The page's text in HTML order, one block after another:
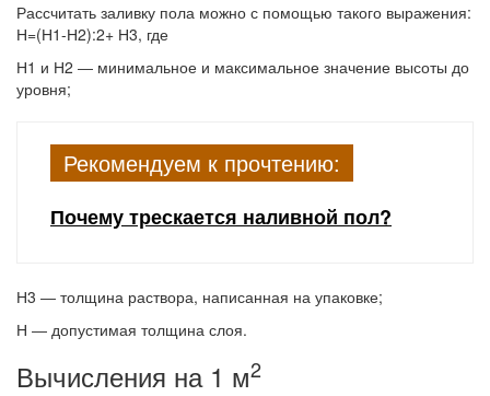
Рассчитать заливку пола можно с помощью такого выражения:
Н=(Н1-Н2):2+ Н3, где
Н1 и Н2 ― минимальное и максимальное значение высоты до
уровня;
Рекомендуем к прочтению:
Почему трескается наливной пол?
Н3 ― толщина раствора, написанная на упаковке;
Н ― допустимая толщина слоя.
Вычисления на 1 м2